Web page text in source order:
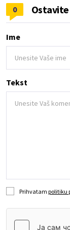
0
Ime
Tekst
Prihvatam politiku